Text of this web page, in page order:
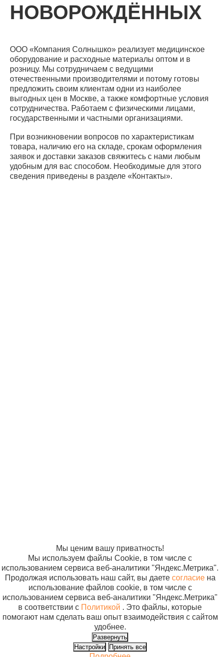
НОВОРОЖДЁННЫХ
ООО «Компания Солнышко» реализует медицинское
оборудование и расходные материалы оптом и в
розницу. Мы сотрудничаем с ведущими
отечественными производителями и потому готовы
предложить своим клиентам одни из наиболее
выгодных цен в Москве, а также комфортные условия
сотрудничества. Работаем с физическими лицами,
государственными и частными организациями.
При возникновении вопросов по характеристикам
товара, наличию его на складе, срокам оформления
заявок и доставки заказов свяжитесь с нами любым
удобным для вас способом. Необходимые для этого
сведения приведены в разделе «Контакты».
Мы ценим вашу приватность!
Мы используем файлы Cookie, в том числе с
использованием сервиса веб-аналитики "Яндекс.Метрика".
Продолжая использовать наш сайт, вы даете согласиена
использование файлов cookie, в том числе с
использованием сервиса веб-аналитики "Яндекс.Метрика"
в соответствии с Политикой . Это файлы, которые
помогают нам сделать ваш опыт взаимодействия с сайтом
удобнее.
Развернуть
Настройки
Принять все